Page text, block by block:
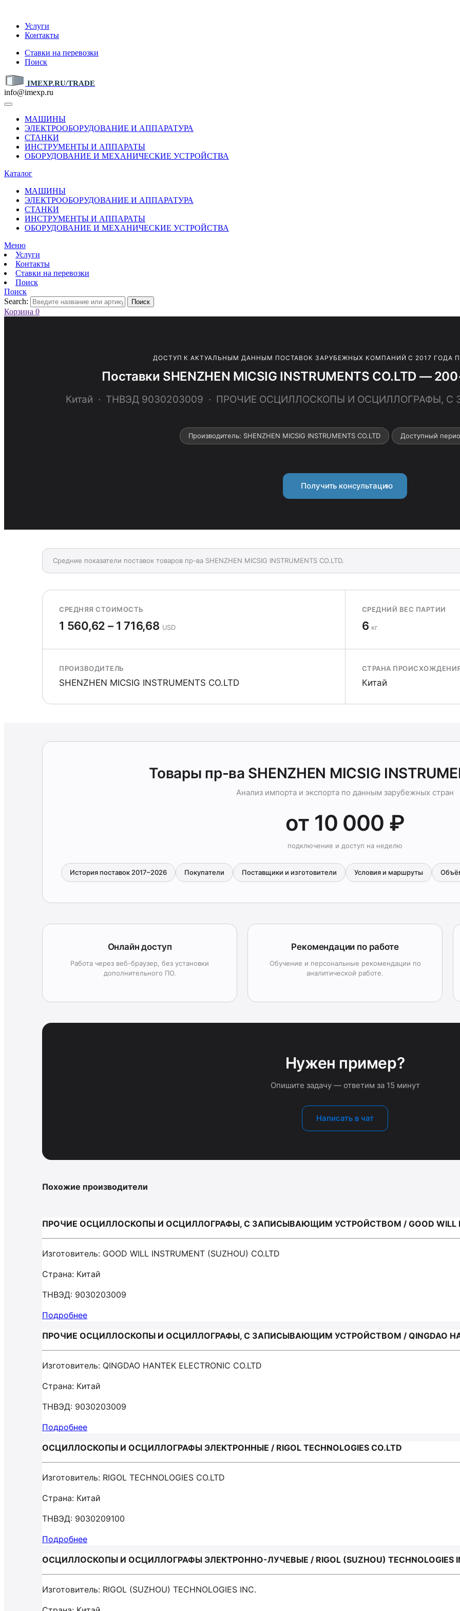
Услуги
Контакты
Ставки на перевозки
Поиск
IMEXP.RU/TRADE
info@imexp.ru
МАШИНЫ
ЭЛЕКТРООБОРУДОВАНИЕ И АППАРАТУРА
СТАНКИ
ИНСТРУМЕНТЫ И АППАРАТЫ
ОБОРУДОВАНИЕ И МЕХАНИЧЕСКИЕ УСТРОЙСТВА
Каталог
МАШИНЫ
ЭЛЕКТРООБОРУДОВАНИЕ И АППАРАТУРА
СТАНКИ
ИНСТРУМЕНТЫ И АППАРАТЫ
ОБОРУДОВАНИЕ И МЕХАНИЧЕСКИЕ УСТРОЙСТВА
Меню
Услуги
Контакты
Ставки на перевозки
Поиск
Поиск
Search:
Поиск
Корзина 0
ДОСТУП К АКТУАЛЬНЫМ ДАННЫМ ПОСТАВОК ЗАРУБЕЖНЫХ КОМПАНИЙ С 2017 ГОДА
Поставки SHENZHEN MICSIG INSTRUMENTS CO.LTD —
Китай · ТНВЭД 9030203009 · ПРОЧИЕ ОСЦИЛЛОСКОПЫ И ОСЦИЛЛОГРАФЫ,
Производитель: SHENZHEN MICSIG INSTRUMENTS CO.LTD Доступный
Получить консультацию
Средние показатели поставок товаров пр-ва SHENZHEN MICSIG INSTRUMENTS CO.LTD.
СРЕДНЯЯ СТОИМОСТЬ
1 560,62 – 1 716,68 USD
СРЕДНИЙ ВЕС ПАРТИИ
6 кг
ПРОИЗВОДИТЕЛЬ
SHENZHEN MICSIG INSTRUMENTS CO.LTD
СТРАНА
Китай
Товары пр-ва SHENZHEN MICSIG
Анализ импорта и экспорта по данным зарубежных стран
от 10 000 ₽
подключение и доступ на неделю
История поставок 2017–2026 Покупатели Поставщики и изготовители Условия и маршруты
Онлайн доступ
Работа через веб-браузер, без установки
дополнительного ПО.
Рекомендации по работе
Обучение и персональные рекомендации по
аналитической работе.
Нужен пример?
Опишите задачу — ответим за 15 минут
Написать в чат
Похожие производители
ПРОЧИЕ ОСЦИЛЛОСКОПЫ И ОСЦИЛЛОГРАФЫ, С ЗАПИСЫВАЮЩИМ УСТРОЙСТВОМ / GOOD WILL
Изготовитель: GOOD WILL INSTRUMENT (SUZHOU) CO.LTD
Страна: Китай
ТНВЭД: 9030203009
Подробнее
ПРОЧИЕ ОСЦИЛЛОСКОПЫ И ОСЦИЛЛОГРАФЫ, С ЗАПИСЫВАЮЩИМ УСТРОЙСТВОМ / QINGDAO
Изготовитель: QINGDAO HANTEK ELECTRONIC CO.LTD
Страна: Китай
ТНВЭД: 9030203009
Подробнее
ОСЦИЛЛОСКОПЫ И ОСЦИЛЛОГРАФЫ ЭЛЕКТРОННЫЕ / RIGOL TECHNOLOGIES CO.LTD
Изготовитель: RIGOL TECHNOLOGIES CO.LTD
Страна: Китай
ТНВЭД: 9030209100
Подробнее
ОСЦИЛЛОСКОПЫ И ОСЦИЛЛОГРАФЫ ЭЛЕКТРОННО-ЛУЧЕВЫЕ / RIGOL (SUZHOU) TECHNOLOGIES
Изготовитель: RIGOL (SUZHOU) TECHNOLOGIES INC.